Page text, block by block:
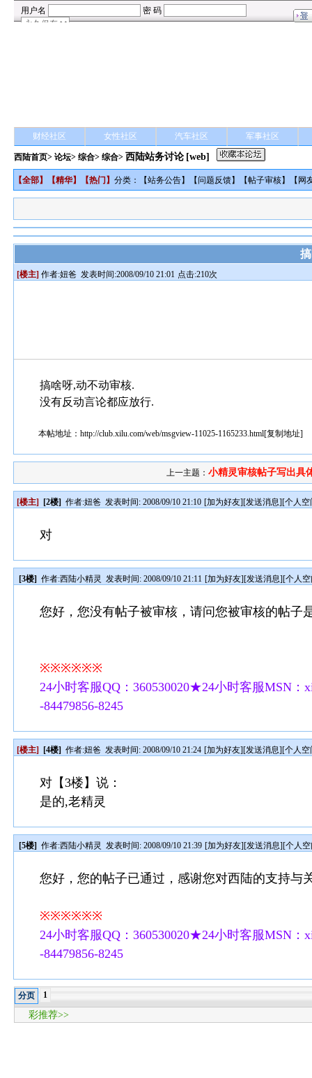
财经社区 女性社区 汽车社区 军事社区
西陆首页>论坛>综合> 综合> 西陆站务讨论 [web]
【全部】【精华】【热门 】分类：【站务公告】【问题反馈】【帖子审核】【 网
[楼主] 作者:妞爸 发表时间:2008/09/10 21:01 点击:210次
搞啥呀,动不动审核.
没有反动言论都应放行.
本帖地址：http://club.xilu.com/web/msgview-11025-1165233.html[复制地址]
上一主题： 小精灵审核帖子写出具
[楼主] [2楼] 作者:妞爸 发表时间: 2008/09/10 21:10 [加为好友][发送消息][个人空
对
[3楼] 作者:西陆小精灵 发表时间: 2008/09/10 21:11 [加为好友][发送消息][个人
您好，您没有帖子被审核，请问您被审核的帖子
※※※※※※
24小时客服QQ：360530020★24小时客服MSN
-84479856-8245
[楼主] [4楼] 作者:妞爸 发表时间: 2008/09/10 21:24 [加为好友][发送消息][个人空
对【3楼】说：
是的,老精灵
[5楼] 作者:西陆小精灵 发表时间: 2008/09/10 21:39 [加为好友][发送消息][个人
您好，您的帖子已通过，感谢您对西陆的支持与
※※※※※※
24小时客服QQ：360530020★24小时客服MSN
-84479856-8245
分页 1
彩推荐>>